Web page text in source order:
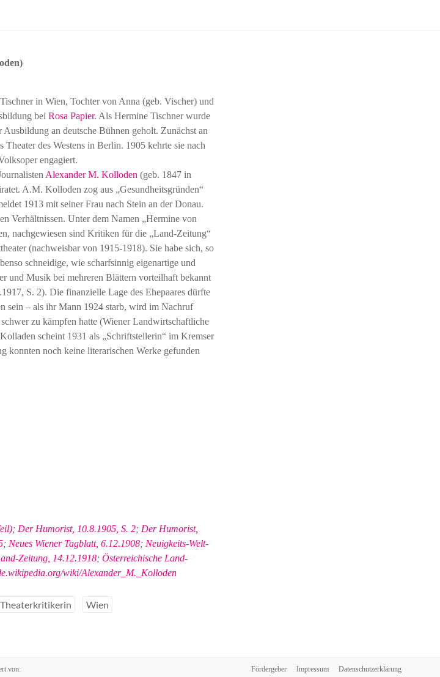
in Wien, Tochter von Anna (geb. Vischer) und
bei Rosa Papier. Als Hermine Tischner wurde
an deutsche Bühnen geholt. Zunächst an
Theater des Westens in Berlin. 1905 kehrte sie nach
engagiert.
Alexander M. Kolloden (geb. 1847 in
A.M. Kolloden zog aus „Gesundheitsgründen“
1913 mit seiner Frau nach Stein an der Donau.
Verhältnissen. Unter dem Namen „Hermine von
nachgewiesen sind Kritiken für die „Land-Zeitung“
(nachweisbar von 1915-1918). Sie habe sich, so
schneidige, wie scharfsinnig eigenartige und
und Musik bei mehreren Blättern vorteilhaft bekannt
S. 2). Die finanzielle Lage des Ehepaares dürfte
sein – als ihr Mann 1924 starb, wird im Nachruf
zu kämpfen hatte (Wiener Landwirtschaftliche
scheint 1931 als „Schriftstellerin“ im Kremser
konnten noch keine literarischen Werke gefunden
; Der Humorist, 10.8.1905, S. 2; Der Humorist,
; Neues Wiener Tagblatt, 6.12.1908; Neuigkeits-Welt-
Zeitung, 14.12.1918; Österreichische Land-
wiki/Alexander_M._Kolloden
Theaterkritikerin Wien
von:
Fördergeber Impressum Datenschutzerklärung